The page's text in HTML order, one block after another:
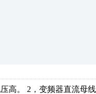
高。 2，变频器直流母